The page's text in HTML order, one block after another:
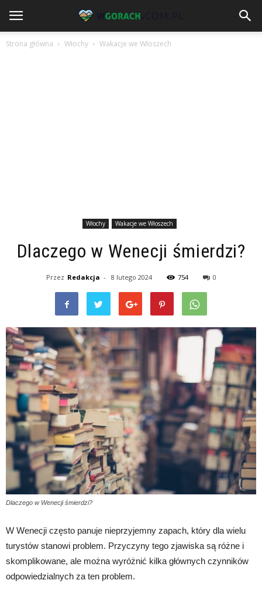
Strona główna Włochy Wakacje we Włoszech
Włochy Wakacje we Włoszech
Dlaczego w Wenecji śmierdzi?
Przez Redakcja - 8 lutego 2024 754 0
Dlaczego w Wenecji śmierdzi?
W Wenecji często panuje nieprzyjemny zapach, który dla wielu
turystów stanowi problem. Przyczyny tego zjawiska są różne i
skomplikowane, ale można wyróżnić kilka głównych czynników
odpowiedzialnych za ten problem.